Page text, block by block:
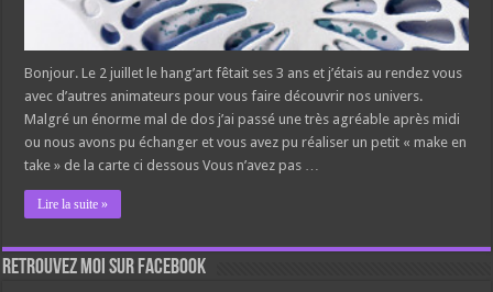
Bonjour. Le 2 juillet le hang’art fêtait ses 3 ans et j’étais au rendez vous
avec d’autres animateurs pour vous faire découvrir nos univers.
Malgré un énorme mal de dos j’ai passé une très agréable après midi
ou nous avons pu échanger et vous avez pu réaliser un petit « make en
take » de la carte ci dessous Vous n’avez pas …
Lire la suite »
Retrouvez moi sur Facebook